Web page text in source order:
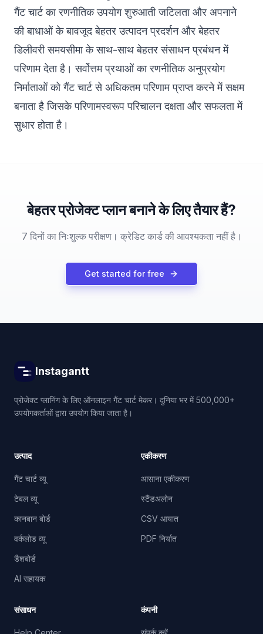
गैंट चार्ट का रणनीतिक उपयोग शुरुआती जटिलता और अपनाने
की बाधाओं के बावजूद बेहतर उत्पादन प्रदर्शन और बेहतर
डिलीवरी समयसीमा के साथ-साथ बेहतर संसाधन प्रबंधन में
परिणाम देता है। सर्वोत्तम प्रथाओं का रणनीतिक अनुप्रयोग
निर्माताओं को गैंट चार्ट से अधिकतम परिणाम प्राप्त करने में सक्षम
बनाता है जिसके परिणामस्वरूप परिचालन दक्षता और सफलता में
सुधार होता है।
बेहतर प्रोजेक्ट प्लान बनाने के लिए तैयार हैं?
7 दिनों का निःशुल्क परीक्षण। क्रेडिट कार्ड की आवश्यकता नहीं है।
Get started for free
Instagantt
प्रोजेक्ट प्लानिंग के लिए ऑनलाइन गैंट चार्ट मेकर। दुनिया भर में 500,000+
उपयोगकर्ताओं द्वारा उपयोग किया जाता है।
उत्पाद
गैंट चार्ट व्यू
टेबल व्यू
कानबान बोर्ड
वर्कलोड व्यू
डैशबोर्ड
AI सहायक
एकीकरण
आसाना एकीकरण
स्टैंडअलोन
CSV आयात
PDF निर्यात
संसाधन कंपनी